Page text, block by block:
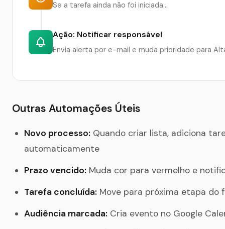
Se a tarefa ainda não foi iniciada...
Ação: Notificar responsável
Envia alerta por e-mail e muda prioridade para
Outras Automações Úteis
Novo processo: Quando criar lista, adiciona
automaticamente
Prazo vencido: Muda cor para vermelho e
Tarefa concluída: Move para próxima etapa do
Audiência marcada: Cria evento no Google